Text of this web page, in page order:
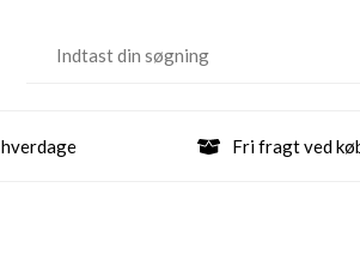
Fri fragt ved